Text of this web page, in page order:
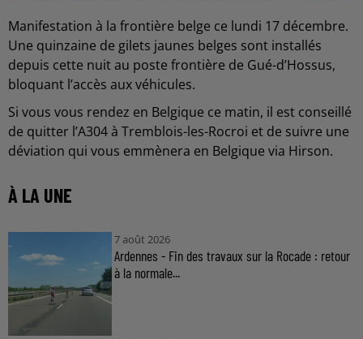
Manifestation à la frontière belge ce lundi 17 décembre.
Une quinzaine de gilets jaunes belges sont installés
depuis cette nuit au poste frontière de Gué-d’Hossus,
bloquant l’accès aux véhicules.
Si vous vous rendez en Belgique ce matin, il est conseillé
de quitter l’A304 à Tremblois-les-Rocroi et de suivre une
déviation qui vous emmènera en Belgique via Hirson.
À LA UNE
7 août 2026
Ardennes - Fin des travaux sur la Rocade : retour
à la normale...